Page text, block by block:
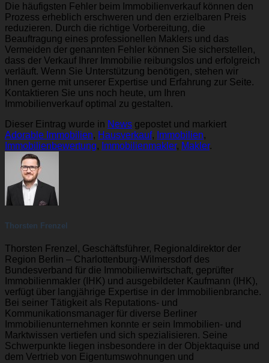
Die häufigsten Fehler beim Immobilienverkauf können den
Prozess erheblich erschweren und den erzielbaren Preis
reduzieren. Durch die richtige Vorbereitung, die
Beauftragung eines professionellen Maklers und das
Vermeiden der genannten Fehler können Sie sicherstellen,
dass der Verkauf Ihrer Immobilie reibungslos und erfolgreich
verläuft. Wenn Sie Unterstützung benötigen, stehen wir
Ihnen gerne mit unserer Expertise und Erfahrung zur Seite.
Kontaktieren Sie uns noch heute, um Ihren
Immobilienverkauf optimal zu gestalten.
Dieser Eintrag wurde in News gepostet und markiert
Adorable Immobilien, Hausverkauf, Immobilien,
Immobilienbewertung, Immobilienmakler, Makler.
Thorsten Frenzel
Thorsten Frenzel, Geschäftsführer, Regionaldirektor der
Region Berlin – Charlottenburg-Wilmersdorf des
Bundesverband für die Immobilienwirtschaft, geprüfter
Immobilienmakler (IHK) und ausgebildeter Kaufmann (IHK),
verfügt über langjährige Expertise in der Immobilienbranche.
Bei seiner Tätigkeit als Reputations- und
Kommunikationsmanager für diverse Berliner
Immobilienunternehmen konnte er sein Immobilien- und
Marktwissen vertiefen und sich spezialisieren. Seine
Schwerpunkte liegen insbesondere in der Objektaquise und
dem Vertrieb von Eigentumswohnungen und